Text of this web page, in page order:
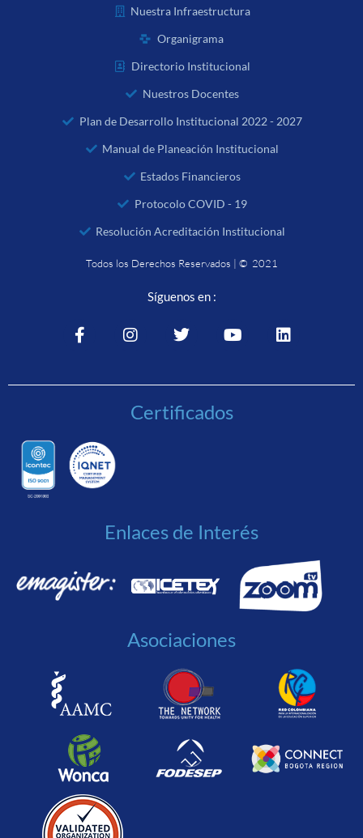
Nuestra Infraestructura
Organigrama
Directorio Institucional
Nuestros Docentes
Plan de Desarrollo Institucional 2022 - 2027
Manual de Planeación Institucional
Estados Financieros
Protocolo COVID - 19
Resolución Acreditación Institucional
Todos los Derechos Reservados | © 2021
Síguenos en :
Certificados
Enlaces de Interés
Asociaciones